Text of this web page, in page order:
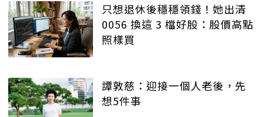
只想退休後穩穩領錢！她出清
0056 換這 3 檔好股：股價高點
照樣買
譚敦慈：迎接一個人老後，先
想5件事